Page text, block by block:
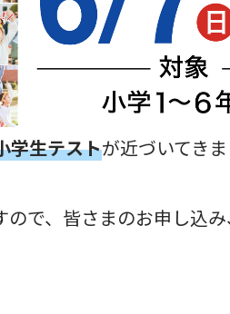
学生テストが近づいてき
で、皆さまのお申し込